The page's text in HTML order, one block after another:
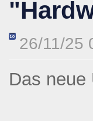
26/11/25
Das neue